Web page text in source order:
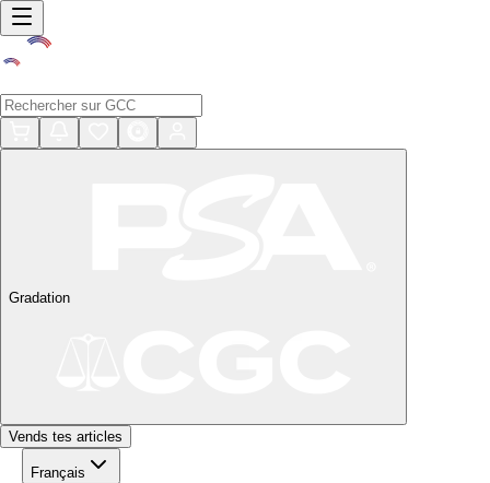
Gradation
Vends tes articles
Français